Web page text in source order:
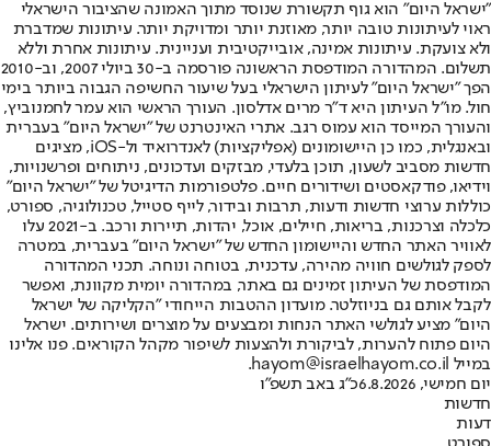
"ישראל היום" הוא גוף תקשורת שנוסד מתוך האמונה שהציבור הישראלי
ראוי לעיתונות טובה יותר, מאוזנת יותר ומדויקת יותר. עיתונות שמדברת
ולא צועקת. עיתונות אמינה, אובייקטיבית ועניינית. עיתונות אחרת וללא
תשלום. המהדורה המודפסת הראשונה פורסמה ב-30 ביולי 2007, וב-2010
הפך "ישראל היום" לעיתון הישראלי בעל שיעור החשיפה הגבוה ביותר בימי
חול. מו"ל העיתון היא ד"ר מרים אדלסון. העורך הראשי הוא עמר לחמנוביץ,
והעורך המייסד הוא עמוס רגב. אתרי האינטרנט של "ישראל היום" בעברית
ובאנגלית, כמו כן היישומונים (אפליקציות) לאנדרואיד ול-iOS, מציגים
חדשות מסביב לשעון, תוכן בלעדי, מבזקים ועדכונים, ניתוחים ופרשנויות,
וידיאו, פודקאסטים ושידורים חיים. פלטפורמות הדיגיטל של "ישראל היום"
כוללות ערוצי חדשות ודעות, תרבות ובידור, לייף סטייל, טכנולוגיה, ספורט,
כלכלה וצרכנות, בריאות, חיילים, אוכל, יהדות, תיירות ורכב. ב-2021 עלו
לאוויר האתר החדש והיישומון החדש של "ישראל היום" בעברית, במטרה
לספק לגולשים חוויה מהירה, עדכנית, בטוחה ונוחה. תכני המהדורה
המודפסת של העיתון זמינים גם באתר, במהדורה יומית מקוונת, ואפשר
לקבל אותם גם בניוזלטר. מועדון ההטבות הייחודי "הקליקה של ישראל
היום" מציע לגולשי האתר הנחות ומבצעים על מוצרים ושירותים. ישראל
היום פתוח להערות, לביקורת ולהצעות לשיפור מקהל הקוראים. פנו אלינו
במייל hayom@israelhayom.co.il.
יום חמישי, 6.8.2026
כ"ג באב תשפ"ו
חדשות
דעות